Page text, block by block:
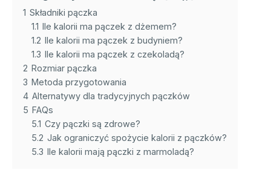
1 Składniki pączka
1.1 Ile kalorii ma pączek z dżemem?
1.2 Ile kalorii ma pączek z budyniem?
1.3 Ile kalorii ma pączek z czekoladą?
2 Rozmiar pączka
3 Metoda przygotowania
4 Alternatywy dla tradycyjnych pączków
5 FAQs
5.1 Czy pączki są zdrowe?
5.2 Jak ograniczyć spożycie kalorii z pączków?
5.3 Ile kalorii mają pączki z marmoladą?